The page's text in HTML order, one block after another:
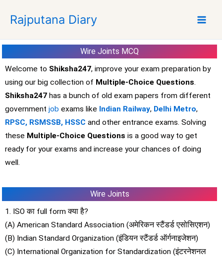
p
Rajputana Diary
Wire Joints MCQ
Welcome to Shiksha247, improve your exam preparation by
using our big collection of Multiple-Choice Questions.
Shiksha247 has a bunch of old exam papers from different
government job exams like Indian Railway, Delhi Metro,
RPSC, RSMSSB, HSSC and other entrance exams. Solving
these Multiple-Choice Questions is a good way to get
ready for your exams and increase your chances of doing
well.
Wire Joints
1. ISO का full form क्या है?
(A) American Standard Association (अमेरिकन स्टैंडर्ड एसोसिएशन)
(B) Indian Standard Organization (इंडियन स्टैंडर्ड ऑर्गनाइजेशन)
(C) International Organization for Standardization (इंटरनेशनल